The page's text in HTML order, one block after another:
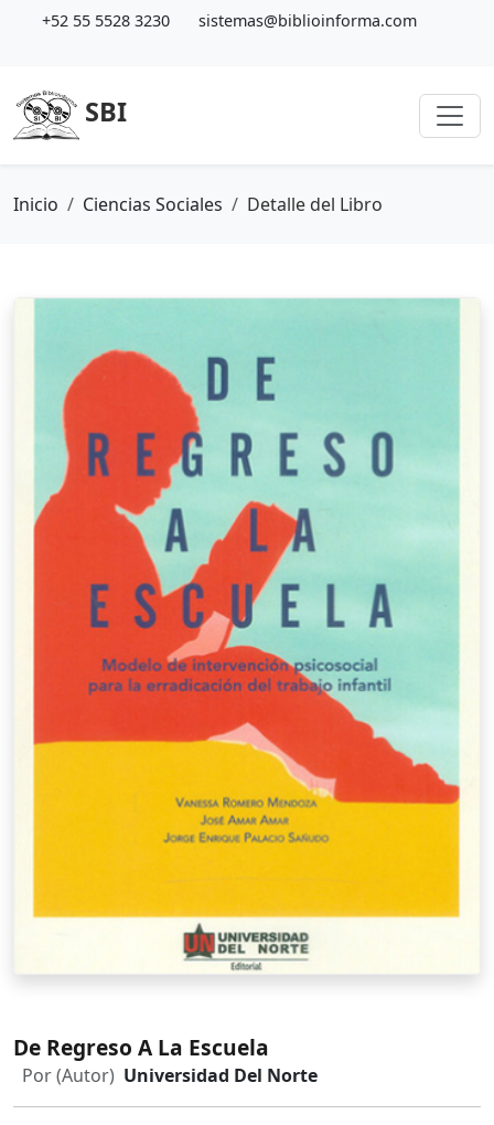
+52 55 5528 3230 sistemas@biblioinforma.com
SBI
Inicio Ciencias Sociales Detalle del Libro
De Regreso A La Escuela
Por (Autor) Universidad Del Norte